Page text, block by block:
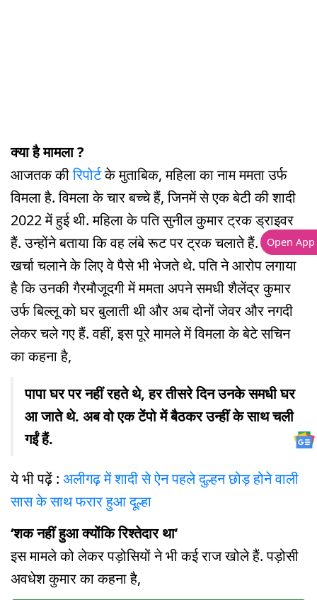
क्या है मामला ?
आजतक कीरिपोर्टके मुताबिक, महिला का नाम ममता उर्फ
विमला है. विमला के चार बच्चे हैं, जिनमें से एक बेटी की शादी
2022 में हुई थी. महिला के पति सुनील कुमार ट्रक ड्राइवर
हैं. उन्होंने बताया कि वह लंबे रूट पर ट्रक चलाते हैं. घर का
खर्चा चलाने के लिए वे पैसे भी भेजते थे. पति ने आरोप लगाया
है कि उनकी गैरमौजूदगी में ममता अपने समधी शैलेंद्र कुमार
उर्फ बिल्लू को घर बुलाती थी और अब दोनों जेवर और नगदी
लेकर चले गए हैं. वहीं, इस पूरे मामले में विमला के बेटे सचिन
का कहना है,
पापा घर पर नहीं रहते थे, हर तीसरे दिन उनके समधी घर
आ जाते थे. अब वो एक टेंपो में बैठकर उन्हीं के साथ चली
गईं हैं.
ये भी पढ़ें : अलीगढ़ में शादी से ऐन पहले दुल्हन छोड़ होने वाली
सास के साथ फरार हुआ दूल्हा
‘शक नहीं हुआ क्योंकि रिश्तेदार था’
इस मामले को लेकर पड़ोसियों ने भी कई राज खोले हैं. पड़ोसी
अवधेश कुमार का कहना है,
Open App